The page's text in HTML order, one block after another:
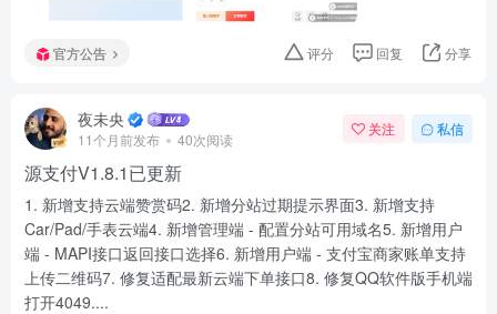
官方公告 评分 回复 分享
夜未央
11个月前发布 40次阅读
关注 私信
源支付V1.8.1已更新
1. 新增支持云端赞赏码2. 新增分站过期提示界面3. 新增支持
Car/Pad/手表云端4. 新增管理端 - 配置分站可用域名5. 新增用户
端 - MAPI接口返回接口选择6. 新增用户端 - 支付宝商家账单支持
上传二维码7. 修复适配最新云端下单接口8. 修复QQ软件版手机端
打开4049....